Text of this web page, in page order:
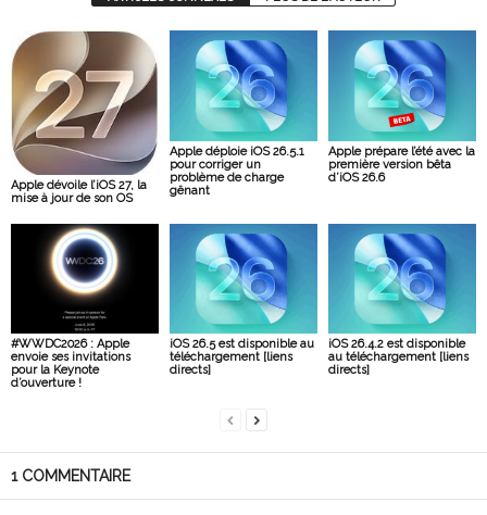
Apple dévoile l’iOS 27, la
mise à jour de son OS
Apple déploie iOS 26.5.1
pour corriger un
problème de charge
gênant
Apple prépare l’été avec la
première version bêta
d’iOS 26.6
#WWDC2026 : Apple
envoie ses invitations
pour la Keynote
d’ouverture !
iOS 26.5 est disponible au
téléchargement [liens
directs]
iOS 26.4.2 est disponible
au téléchargement [liens
directs]
1 COMMENTAIRE